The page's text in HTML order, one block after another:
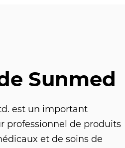
Sunmed
est un important
professionnel de produits
et de soins de